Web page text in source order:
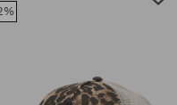
méret